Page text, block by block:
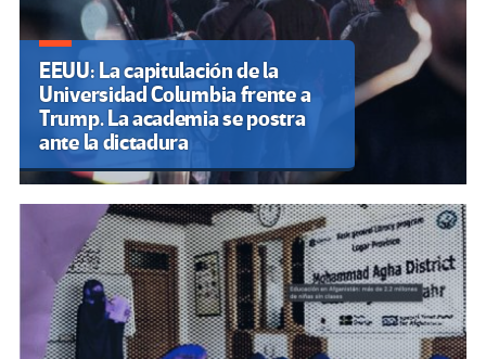
EEUU: La capitulación de la
Universidad Columbia frente a
Trump. La academia se postra
ante la dictadura